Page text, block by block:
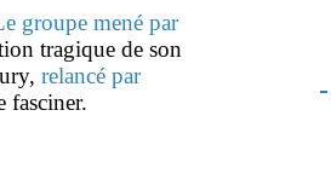
groupe mené par
tragique de son
relancé par
fasciner.